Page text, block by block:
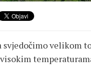
svjedočimo velikom